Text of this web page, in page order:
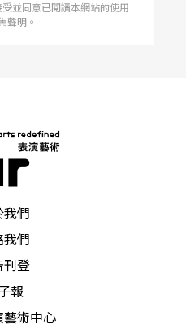
並同意已閱讀本網站的使用
聲明。
我們
們
刊登
報
藝術中心